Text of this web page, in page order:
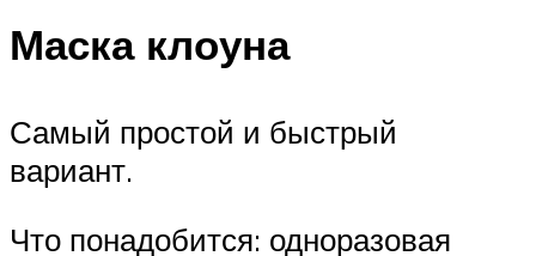
Маска клоуна
Самый простой и быстрый
вариант.
Что понадобится: одноразовая